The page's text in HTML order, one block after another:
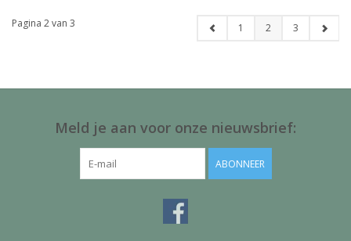
Pagina 2 van 3 1 2 3
Meld je aan voor onze nieuwsbrief:
ABONNEER